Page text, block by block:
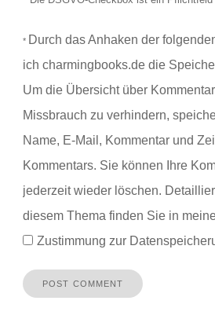
* Durch das Anhaken der
ich charmingbooks.de die
Um die Übersicht über
Missbrauch zu verhindern,
Name, E-Mail, Kommentar und
Kommentars. Sie können Ihre
jederzeit wieder löschen.
diesem Thema finden Sie in
Zustimmung zur